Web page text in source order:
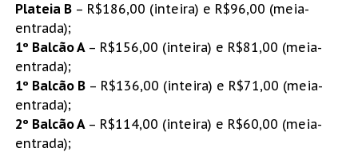
Plateia B – R$186,00 (inteira) e R$96,00 (meia-
entrada);
1º Balcão A – R$156,00 (inteira) e R$81,00 (meia-
entrada);
1º Balcão B – R$136,00 (inteira) e R$71,00 (meia-
entrada);
2º Balcão A – R$114,00 (inteira) e R$60,00 (meia-
entrada);